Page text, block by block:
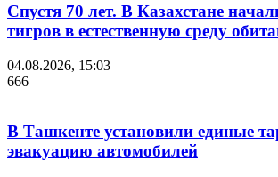
Спустя 70 лет. В Казахстане
тигров в естественную среду
04.08.2026, 15:03
666
В Ташкенте установили единые
эвакуацию автомобилей